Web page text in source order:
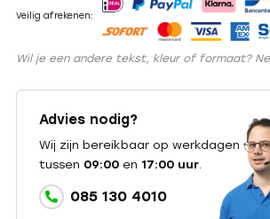
Veilig afrekenen:
Wil je een andere tekst, kleur of formaat?
Advies nodig?
Wij zijn bereikbaar op werkdagen
tussen 09:00en 17:00 uur.
085 130 4010